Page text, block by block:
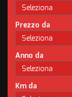
Prezzo da
Anno da
Km da